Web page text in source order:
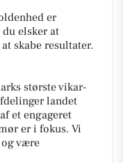
er
elsker at
skabe resultater.
største vikar-
landet
et engageret
er i fokus. Vi
være